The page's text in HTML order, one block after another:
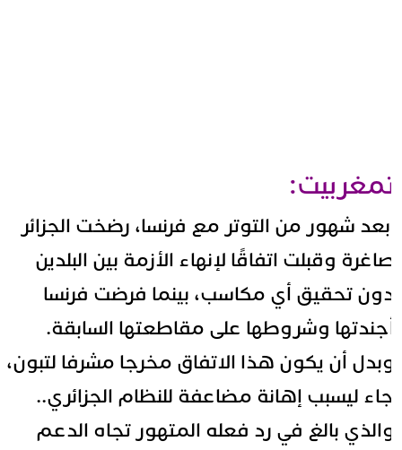
شهور من التوتر مع فرنسا،رضخت الجزائر
وقبلت اتفاقًا لإنهاء الأزمة بين البلدين
تحقيق أي مكاسب، بينما فرضت فرنسا
وشروطها على مقاطعتها السابقة.
أن يكون هذا الاتفاق مخرجا مشرفا لتبون،
ليسبب إهانة مضاعفة للنظام الجزائري..
بالغ في رد فعله المتهور تجاه الدعم